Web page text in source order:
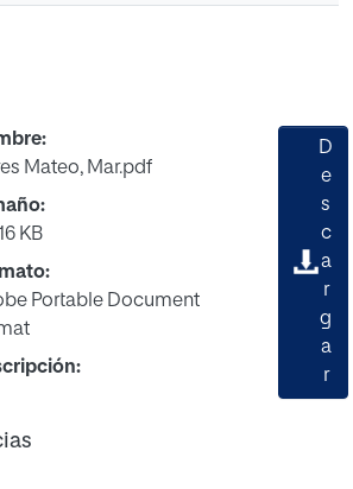
Mateo, Mar.pdf
KB
Portable Document
D
e
s
c
a
r
g
a
r